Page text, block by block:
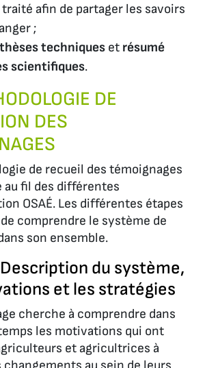
afin de partager les savoirs
;
techniques et résumé
scientifiques.
DE
DES
de recueil des témoignages
au fil des différentes
OSAÉ. Les différentes étapes
comprendre le système de
son ensemble.
Description du système,
et les stratégies
cherche à comprendre dans
les motivations qui ont
et agricultrices à